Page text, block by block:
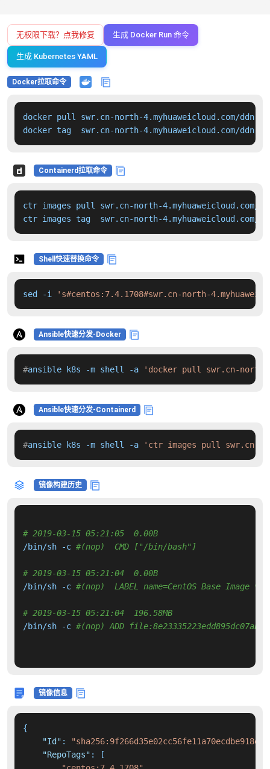
无权限下载？点我修复 生成 Docker Run 命令
生成 Kubernetes YAML
Docker拉取命令
docker pull swr.cn-north-4.myhuaweicloud.com/ddn-
docker tag  swr.cn-north-4.myhuaweicloud.com/
Containerd拉取命令
ctr images pull swr.cn-north-4.myhuaweicloud.com/
ctr images tag  swr.cn-north-4.myhuaweicloud.com/
Shell快速替换命令
sed -i 's#centos:7.4.1708#swr.cn-north-
Ansible快速分发-Docker
#ansible k8s -m shell -a 'docker pull swr.cn-north-
Ansible快速分发-Containerd
#ansible k8s -m shell -a 'ctr images pull swr.cn-
镜像构建历史
# 2019-03-15 05:21:05  0.00B
/bin/sh -c #(nop)  CMD ["/bin/bash"]
# 2019-03-15 05:21:04  0.00B
/bin/sh -c #(nop)  LABEL name=CentOS Base Image
# 2019-03-15 05:21:04  196.58MB
/bin/sh -c #(nop) ADD
镜像信息
{
"Id" :
"RepoTags" :
[